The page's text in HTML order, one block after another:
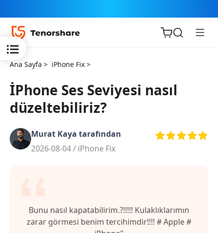
ReiBoot
Ana Sayfa > iPhone Fix >
İPhone Ses Seviyesi nasıl
düzeltebiliriz?
Murat Kaya tarafından
2026-08-04 / iPhone Fix
Bunu nasıl kapatabilirim.?!!!!! Kulaklıklarımın
zarar görmesi benim tercihimdir!!!! # Apple #